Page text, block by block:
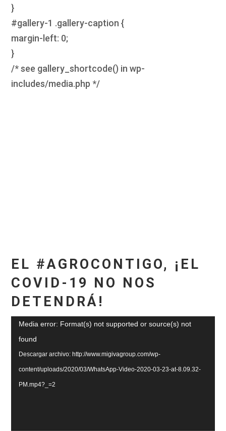
}
#gallery-1 .gallery-caption {
margin-left: 0;
}
/* see gallery_shortcode() in wp-
includes/media.php */
EL #AGROCONTIGO, ¡EL
COVID-19 NO NOS
DETENDRÁ!
Reproductor
de
vídeo
Media error: Format(s) not supported or source(s) not
found
Descargar archivo: http://www.migivagroup.com/wp-
content/uploads/2020/03/WhatsApp-Video-2020-03-23-at-8.09.32-
PM.mp4?_=2